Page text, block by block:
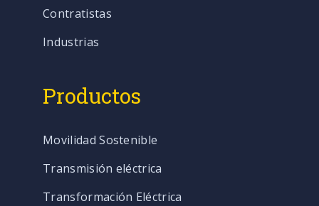
Contratistas
Industrias
Productos
Movilidad Sostenible
Transmisión eléctrica
Transformación Eléctrica